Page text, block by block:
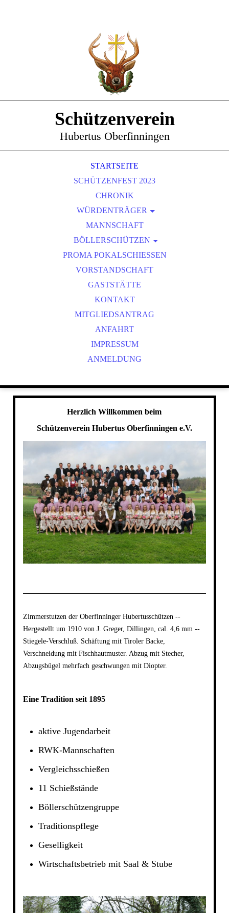
Schützenverein
Hubertus Oberfinningen
STARTSEITE
SCHÜTZENFEST 2023
CHRONIK
WÜRDENTRÄGER
SCHÜTZENKÖNIGE
VEREINSMEISTER
MANNSCHAFT
BÖLLERSCHÜTZEN
OKTOBERFEST & BÖLLERSCHIESSEN
BILDER HUBERTUSMESSE
VIDEO NEUJAHRSBÖLLERN
BILDER BÖLLER
PROMA POKALSCHIESSEN
VORSTANDSCHAFT
GASTSTÄTTE
KONTAKT
MITGLIEDSANTRAG
ANFAHRT
IMPRESSUM
ANMELDUNG
Herzlich Willkommen beim
Schützenverein Hubertus Oberfinningen e.V.
Zimmerstutzen der Oberfinninger Hubertusschützen --
Hergestellt um 1910 von J. Greger, Dillingen, cal. 4,6 mm --
Stiegele-Verschluß. Schäftung mit Tiroler Backe,
Verschneidung mit Fischhautmuster. Abzug mit Stecher,
Abzugsbügel mehrfach geschwungen mit Diopter.
Eine Tradition seit 1895
aktive Jugendarbeit
RWK-Mannschaften
Vergleichsschießen
11 Schießstände
Böllerschützengruppe
Traditionspflege
Geselligkeit
Wirtschaftsbetrieb mit Saal & Stube